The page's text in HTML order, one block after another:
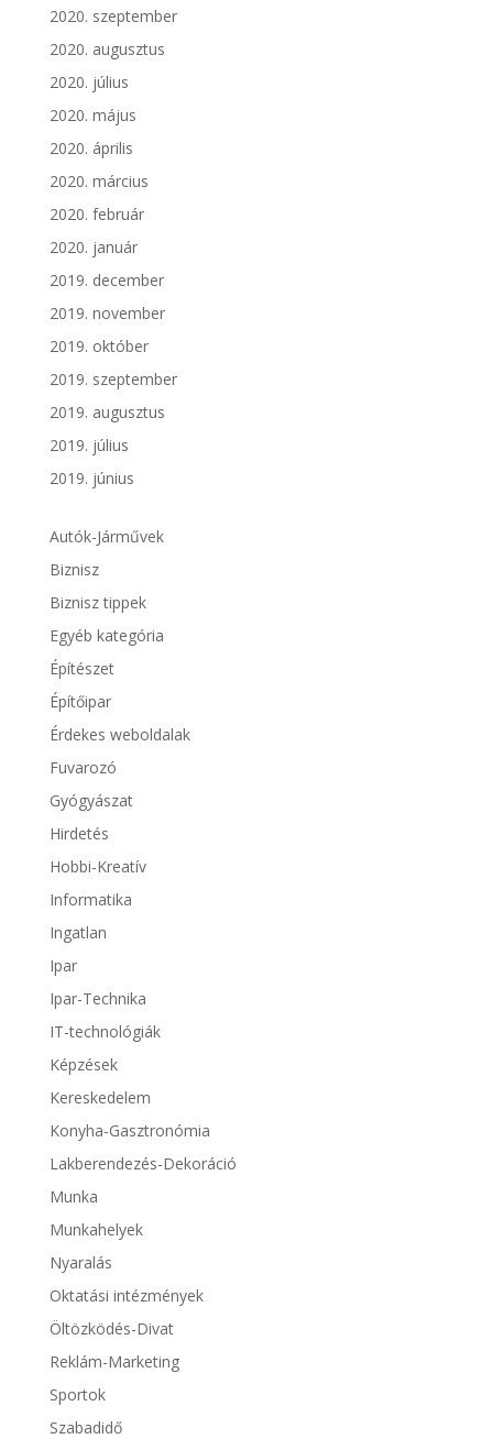
2020. szeptember
2020. augusztus
2020. július
2020. május
2020. április
2020. március
2020. február
2020. január
2019. december
2019. november
2019. október
2019. szeptember
2019. augusztus
2019. július
2019. június
Autók-Járművek
Biznisz
Biznisz tippek
Egyéb kategória
Építészet
Építőipar
Érdekes weboldalak
Fuvarozó
Gyógyászat
Hirdetés
Hobbi-Kreatív
Informatika
Ingatlan
Ipar
Ipar-Technika
IT-technológiák
Képzések
Kereskedelem
Konyha-Gasztronómia
Lakberendezés-Dekoráció
Munka
Munkahelyek
Nyaralás
Oktatási intézmények
Öltözködés-Divat
Reklám-Marketing
Sportok
Szabadidő